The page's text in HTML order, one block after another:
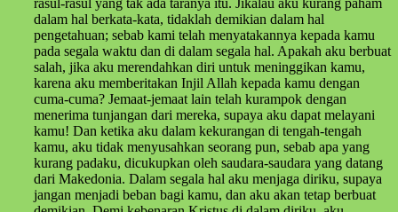
dalam hal berkata-kata, tidaklah demikian dalam hal
pengetahuan; sebab kami telah menyatakannya kepada kamu
pada segala waktu dan di dalam segala hal. Apakah aku berbuat
salah, jika aku merendahkan diri untuk meninggikan kamu,
karena aku memberitakan Injil Allah kepada kamu dengan
cuma-cuma? Jemaat-jemaat lain telah kurampok dengan
menerima tunjangan dari mereka, supaya aku dapat melayani
kamu! Dan ketika aku dalam kekurangan di tengah-tengah
kamu, aku tidak menyusahkan seorang pun, sebab apa yang
kurang padaku, dicukupkan oleh saudara-saudara yang datang
dari Makedonia. Dalam segala hal aku menjaga diriku, supaya
jangan menjadi beban bagi kamu, dan aku akan tetap berbuat